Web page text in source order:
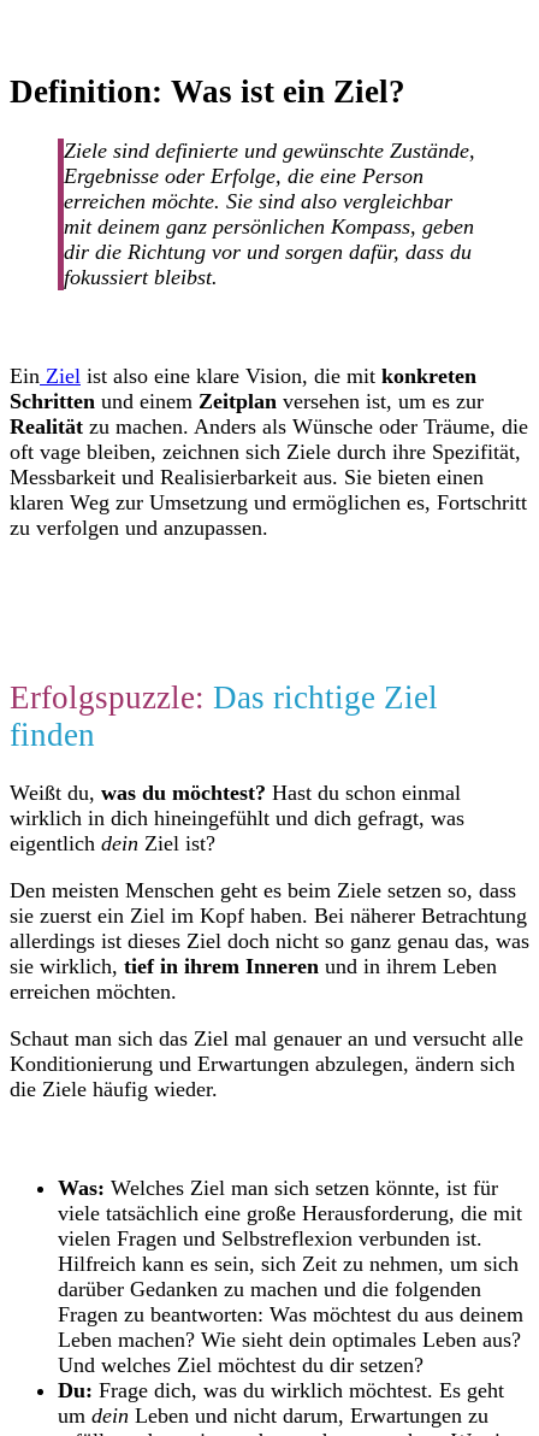
Definition: Was ist ein Ziel?
Ziele sind definierte und gewünschte Zustände,
Ergebnisse oder Erfolge, die eine Person
erreichen möchte. Sie sind also vergleichbar
mit deinem ganz persönlichen Kompass, geben
dir die Richtung vor und sorgen dafür, dass du
fokussiert bleibst.
Ein Ziel ist also eine klare Vision, die mit konkreten
Schritten und einem Zeitplan versehen ist, um es zur
Realität zu machen. Anders als Wünsche oder Träume, die
oft vage bleiben, zeichnen sich Ziele durch ihre Spezifität,
Messbarkeit und Realisierbarkeit aus. Sie bieten einen
klaren Weg zur Umsetzung und ermöglichen es, Fortschritt
zu verfolgen und anzupassen.
Erfolgspuzzle: Das richtige Ziel
finden
Weißt du, was du möchtest? Hast du schon einmal
wirklich in dich hineingefühlt und dich gefragt, was
eigentlich dein Ziel ist?
Den meisten Menschen geht es beim Ziele setzen so, dass
sie zuerst ein Ziel im Kopf haben. Bei näherer Betrachtung
allerdings ist dieses Ziel doch nicht so ganz genau das, was
sie wirklich, tief in ihrem Inneren und in ihrem Leben
erreichen möchten.
Schaut man sich das Ziel mal genauer an und versucht alle
Konditionierung und Erwartungen abzulegen, ändern sich
die Ziele häufig wieder.
Was: Welches Ziel man sich setzen könnte, ist für
viele tatsächlich eine große Herausforderung, die mit
vielen Fragen und Selbstreflexion verbunden ist.
Hilfreich kann es sein, sich Zeit zu nehmen, um sich
darüber Gedanken zu machen und die folgenden
Fragen zu beantworten: Was möchtest du aus deinem
Leben machen? Wie sieht dein optimales Leben aus?
Und welches Ziel möchtest du dir setzen?
Du: Frage dich, was du wirklich möchtest. Es geht
um dein Leben und nicht darum, Erwartungen zu